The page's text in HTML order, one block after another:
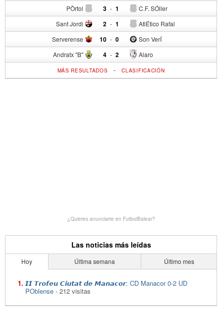
PÒrtol 3 - C.F. SÓller
1
Sant Jordi 2 - AtlÉtico Rafal
1
Serverense 10 - Son VerÍ
0
Andratx "B" 4 - Alaro
2
MÁS RESULTADOS -CLASIFICACIÓN
¿Quieres anunciarte en FutbolBalear?
Las noticias más leídas
Hoy Última semana Último mes
𝙄𝙄 𝙏𝙧𝙤𝙛𝙚𝙪 𝘾𝙞𝙪𝙩𝙖𝙩 𝙙𝙚 𝙈𝙖𝙣𝙖𝙘𝙤𝙧: CD Manacor 0-2 UD
POblense - 212 visitas